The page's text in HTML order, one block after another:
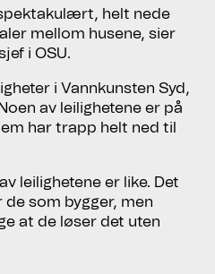
helt nede
mellom husene, sier
i OSU.
i Vannkunsten Syd,
av leilighetene er på
har trapp helt ned til
leilighetene er like. Det
som bygger, men
at de løser det uten